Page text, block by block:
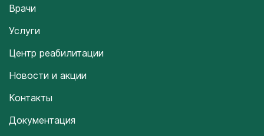
Врачи
Услуги
Центр реабилитации
Новости и акции
Контакты
Документация